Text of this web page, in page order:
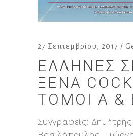
27 Σεπτεμβρίου, 2017
ΈΛΛΗΝΕΣ
ΞΈΝΑ
ΤΌΜΟΙ Α &
Συγγραφείς: Δημήτρης